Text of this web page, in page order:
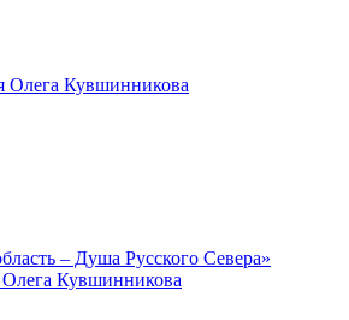
Олега Кувшинникова
– Душа Русского Севера»
Олега Кувшинникова